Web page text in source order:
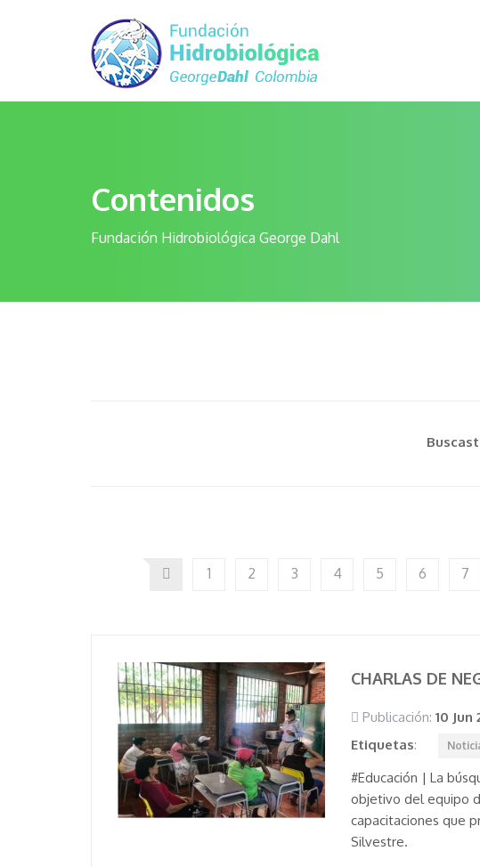
Contenidos
Fundación Hidrobiológica George Dahl
1 2 3 4 5 6 7
CHARLAS DE
Publicación: 10 Jun
Etiquetas:
#Educación | La
objetivo del equipo
capacitaciones que
Silvestre.